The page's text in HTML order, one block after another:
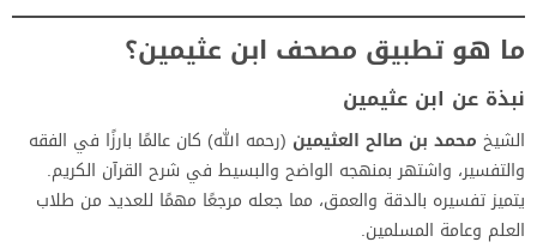
ما هو تطبيق مصحف ابن عثيمين؟
نبذة عن ابن عثيمين
الشيخ محمد بن صالح العثيمين (رحمه الله) كان عالمًا بارزًا في الفقه
والتفسير، واشتهر بمنهجه الواضح والبسيط في شرح القرآن الكريم.
يتميز تفسيره بالدقة والعمق، مما جعله مرجعًا مهمًا للعديد من طلاب
العلم وعامة المسلمين.